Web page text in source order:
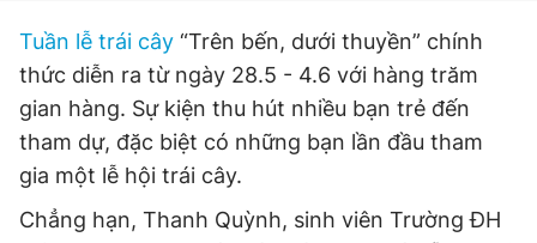
Tuần lễ trái cây “Trên bến, dưới thuyền” chính
thức diễn ra từ ngày 28.5 - 4.6 với hàng trăm
gian hàng. Sự kiện thu hút nhiều bạn trẻ đến
tham dự, đặc biệt có những bạn lần đầu tham
gia một lễ hội trái cây.
Chẳng hạn, Thanh Quỳnh, sinh viên Trường ĐH